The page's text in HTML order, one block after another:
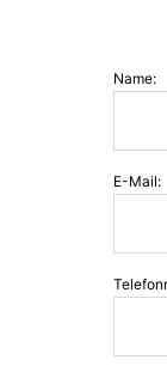
Name:
E-Mail: